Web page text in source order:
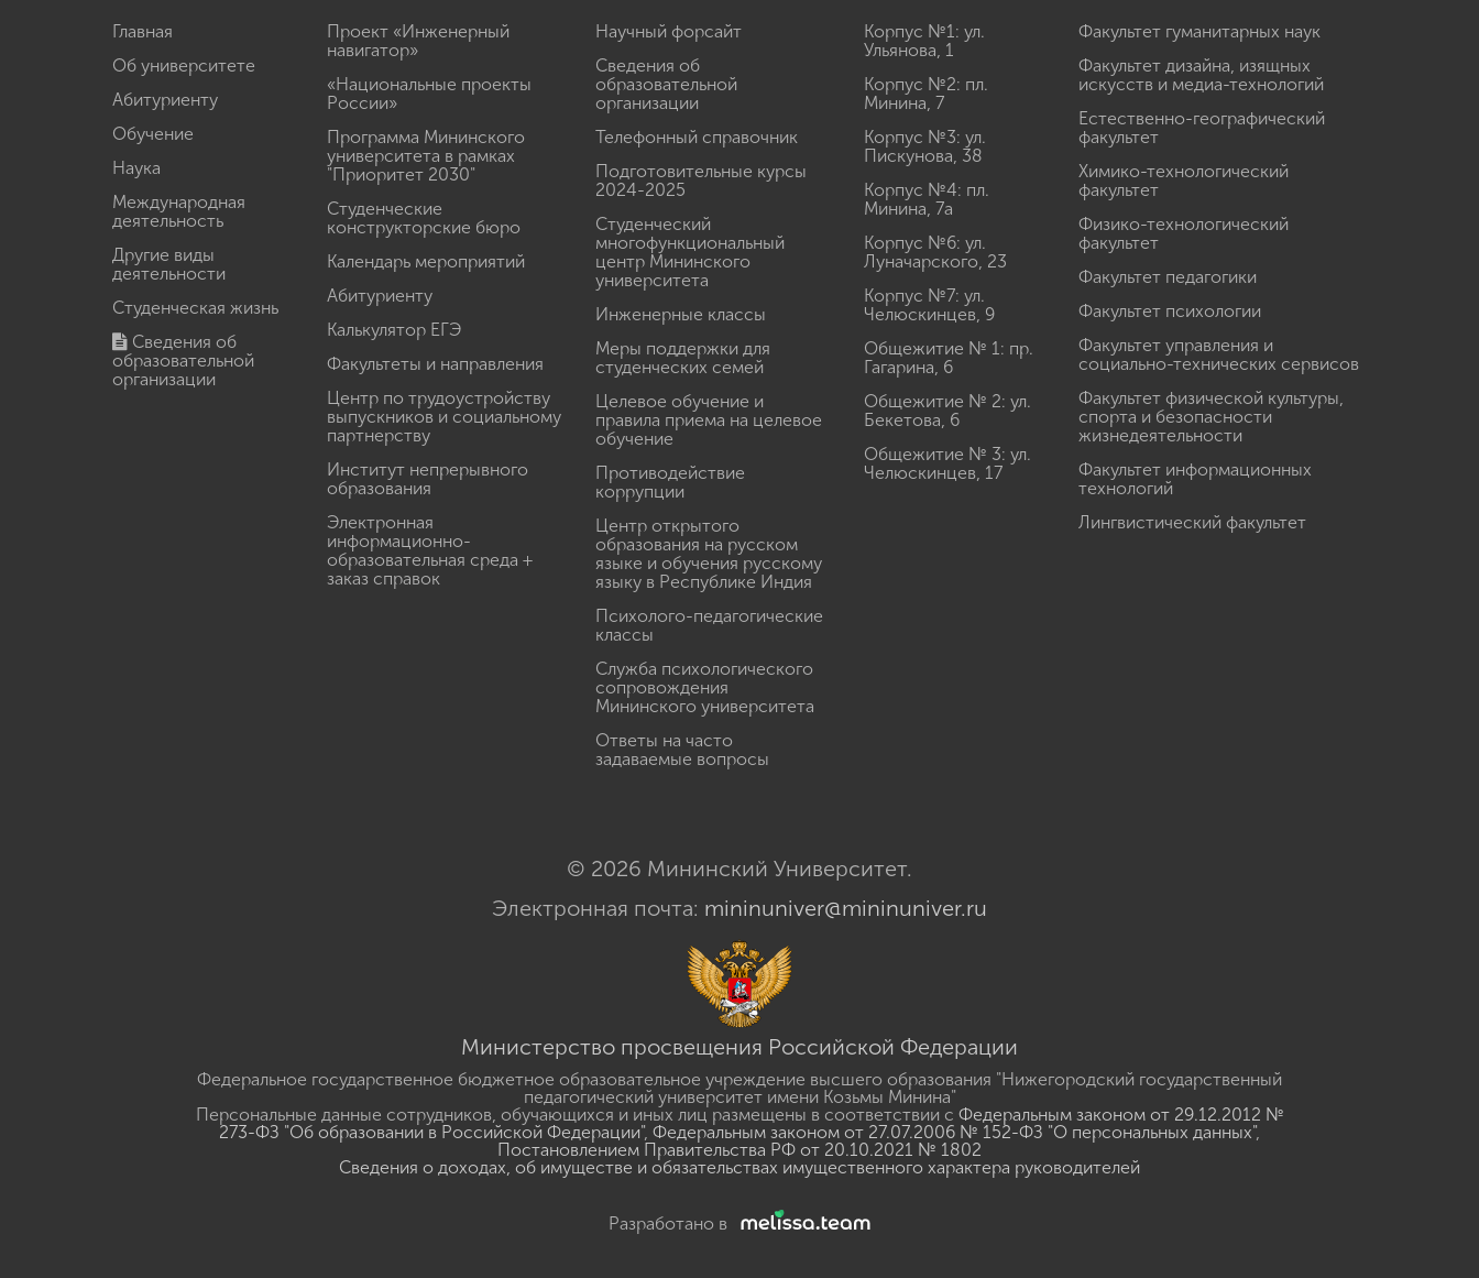
Главная
Об университете
Абитуриенту
Обучение
Наука
Международная
деятельность
Другие виды
деятельности
Студенческая жизнь
Сведения об
образовательной
организации
Проект «Инженерный
навигатор»
«Национальные проекты
России»
Программа Мининского
университета в рамках
"Приоритет 2030"
Студенческие
конструкторские бюро
Календарь мероприятий
Абитуриенту
Калькулятор ЕГЭ
Факультеты и направления
Центр по трудоустройству
выпускников и социальному
партнерству
Институт непрерывного
образования
Электронная
информационно-
образовательная среда +
заказ справок
Научный форсайт
Сведения об
образовательной
организации
Телефонный справочник
Подготовительные курсы
2024-2025
Студенческий
многофункциональный
центр Мининского
университета
Инженерные классы
Меры поддержки для
студенческих семей
Целевое обучение и
правила приема на целевое
обучение
Противодействие
коррупции
Центр открытого
образования на русском
языке и обучения русскому
языку в Республике Индия
Психолого-педагогические
классы
Служба психологического
сопровождения
Мининского университета
Ответы на часто
задаваемые вопросы
Корпус №1: ул.
Ульянова, 1
Корпус №2: пл.
Минина, 7
Корпус №3: ул.
Пискунова, 38
Корпус №4: пл.
Минина, 7а
Корпус №6: ул.
Луначарского, 23
Корпус №7: ул.
Челюскинцев, 9
Общежитие № 1: пр.
Гагарина, 6
Общежитие № 2: ул.
Бекетова, 6
Общежитие № 3: ул.
Челюскинцев, 17
Факультет гуманитарных наук
Факультет дизайна, изящных
искусств и медиа-технологий
Естественно-географический
факультет
Химико-технологический
факультет
Физико-технологический
факультет
Факультет педагогики
Факультет психологии
Факультет управления и
социально-технических сервисов
Факультет физической культуры,
спорта и безопасности
жизнедеятельности
Факультет информационных
технологий
Лингвистический факультет
© 2026 Мининский Университет.
Электронная почта: mininuniver@mininuniver.ru
Министерство просвещения Российской Федерации
Федеральное государственное бюджетное образовательное учреждение высшего образования "Нижегородский государственный
педагогический университет имени Козьмы Минина"
Персональные данные сотрудников, обучающихся и иных лиц размещены в соответствии с Федеральным законом от 29.12.2012 №
273-ФЗ "Об образовании в Российской Федерации", Федеральным законом от 27.07.2006 № 152-ФЗ "О персональных данных",
Постановлением Правительства РФ от 20.10.2021 № 1802
Сведения о доходах, об имуществе и обязательствах имущественного характера руководителей
Разработано в